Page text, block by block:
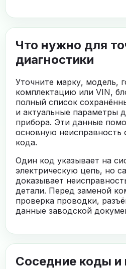
Что нужно для
диагностики
Уточните марку, модель,
комплектацию или VIN,
полный список
и актуальные параметры
прибора. Эти данные
основную неисправность
кода.
Один код указывает на
электрическую цепь, но
доказывает
детали. Перед заменой
проверка проводки,
данные заводской
Соседние коды и